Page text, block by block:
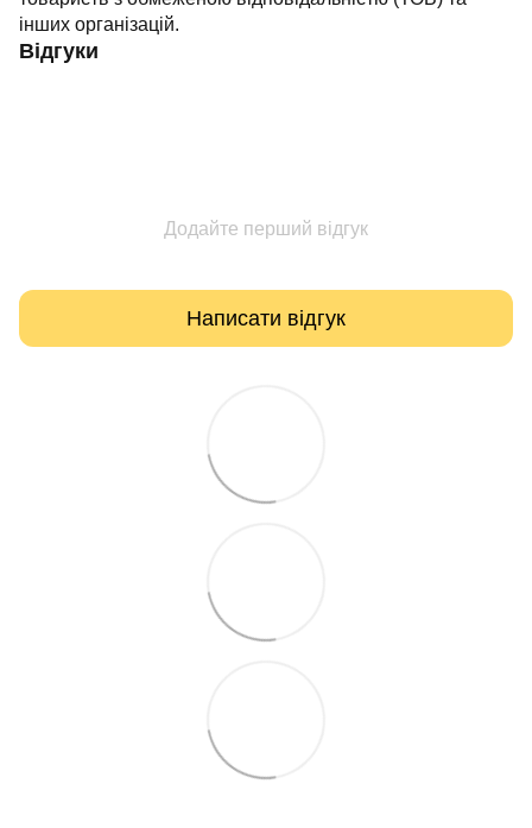
інших організацій.
Відгуки
Додайте перший відгук
Написати відгук